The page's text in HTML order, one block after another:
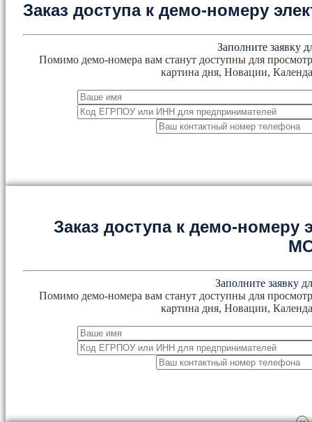
Заказ доступа к демо-номеру
Заполните заявку
Помимо демо-номера вам станут доступны для
картина дня, Новации,
Заказ доступа к демо-номеру
Заполните заявку
Помимо демо-номера вам станут доступны для
картина дня, Новации,